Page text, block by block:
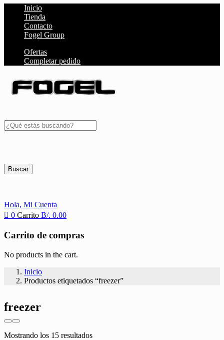
Inicio
Tienda
Contacto
Fogel Group
Ofertas
Completar pedido
Buscar
Hola, Mi Cuenta
0 Carrito B/. 0.00
Carrito de compras
No products in the cart.
Inicio
Productos etiquetados “freezer”
freezer
Mostrando los 15 resultadosOrdenado